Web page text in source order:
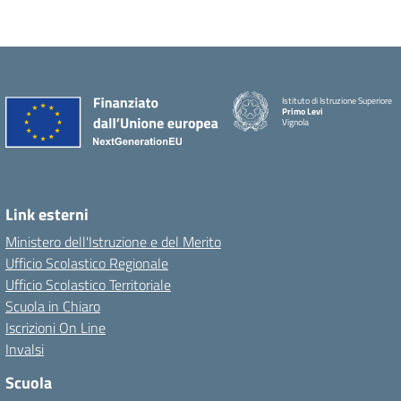
Istituto di Istruzione Superiore
Primo Levi
Vignola
Link esterni
Ministero dell'Istruzione e del Merito
Ufficio Scolastico Regionale
Ufficio Scolastico Territoriale
Scuola in Chiaro
Iscrizioni On Line
Invalsi
Scuola